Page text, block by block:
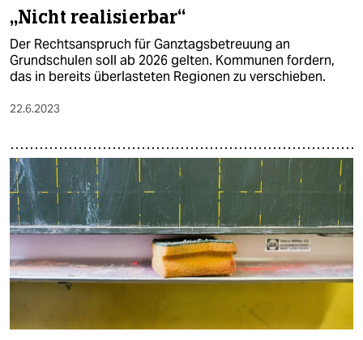
„Nicht realisierbar“
Der Rechtsanspruch für Ganztagsbetreuung an
Grundschulen soll ab 2026 gelten. Kommunen fordern,
das in bereits überlasteten Regionen zu verschieben.
22.6.2023